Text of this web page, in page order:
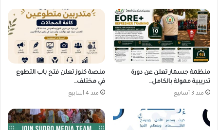
منظمة جسمار تعلن عن دورة
تدريبية ممولة بالكامل…
منذ 3 أسابيع
منصة كنوز تعلن فتح باب التطوع
في مختلف…
منذ 4 أسابيع